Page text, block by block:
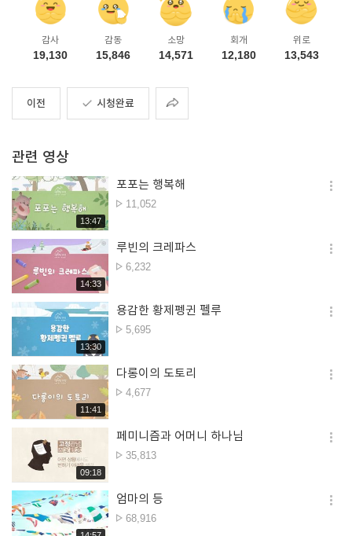
감사
19,130
감동
15,846
소망
14,571
회개
12,180
위로
13,543
이전 시청완료 공유
관련 영상
재생시간
13:47
포포는 행복해
조회수
11,052
옵션
재생시간
14:33
루빈의 크레파스
조회수
6,232
옵션
재생시간
13:30
용감한 황제펭귄 펠루
조회수
5,695
옵션
재생시간
11:41
다롱이의 도토리
조회수
4,677
옵션
재생시간
09:18
페미니즘과 어머니 하나님
조회수
35,813
옵션
엄마의 등
조회수
68,916
옵션